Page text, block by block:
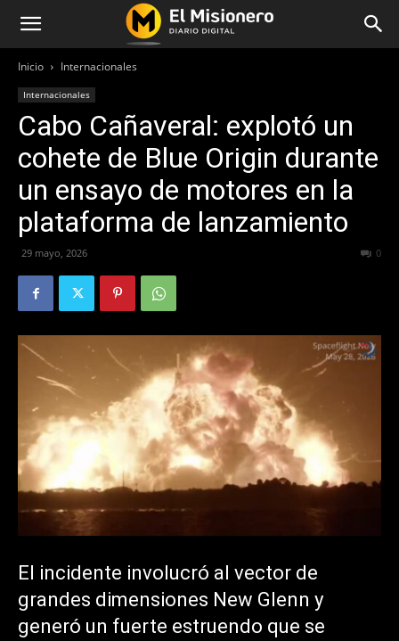
Inicio Internacionales
Internacionales
Cabo Cañaveral: explotó un
cohete de Blue Origin durante
un ensayo de motores en la
plataforma de lanzamiento
29 mayo, 2026 0
El incidente involucró al vector de
grandes dimensiones New Glenn y
generó un fuerte estruendo que se